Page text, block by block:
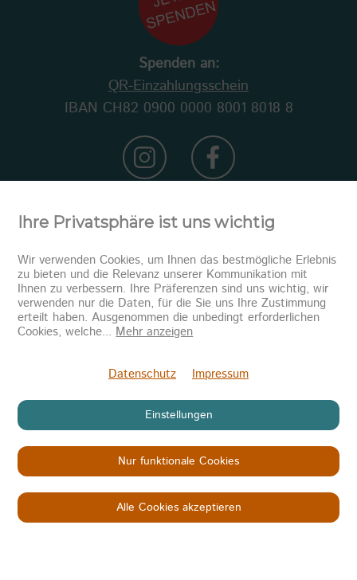
Spenden an:
QR-Einzahlungsschein
IBAN CH82 0900 0000 8001 8018 8
Newsletter abonnieren
Copyright © 2026KINDER IN NOT
Datenschutz
Impressum AGB
Ihre Privatsphäre ist uns wichtig
Wir verwenden Cookies, um Ihnen das bestmögliche Erlebnis
zu bieten und die Relevanz unserer Kommunikation mit
Ihnen zu verbessern. Ihre Präferenzen sind uns wichtig, wir
verwenden nur die Daten, für die Sie uns Ihre Zustimmung
erteilt haben. Ausgenommen die unbedingt erforderlichen
Cookies, welche... Mehr anzeigen
Datenschutz Impressum
Einstellungen
Nur funktionale Cookies
Alle Cookies akzeptieren